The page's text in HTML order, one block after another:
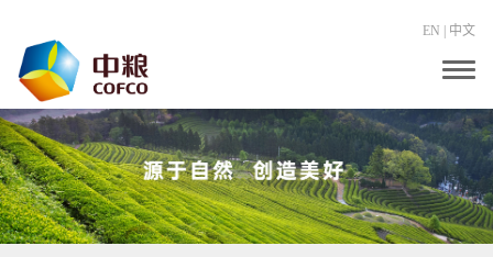
EN 中文
T
g
g
e
n
a
v
i